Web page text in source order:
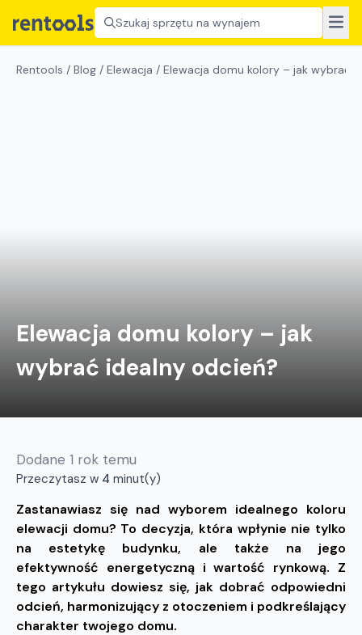
Szukaj sprzętu na wynajem
Rentools / Blog / Elewacja / Elewacja domu kolory – jak wybrać
Elewacja domu kolory – jak
wybrać idealny odcień?
Dodane 1 rok temu
Przeczytasz w 4 minut(y)
Zastanawiasz się nad wyborem idealnego koloru
elewacji domu? To decyzja, która wpłynie nie tylko
na estetykę budynku, ale także na jego
efektywność energetyczną i wartość rynkową. Z
tego artykułu dowiesz się, jak dobrać odpowiedni
odcień, harmonizujący z otoczeniem i podkreślający
charakter twojego domu.